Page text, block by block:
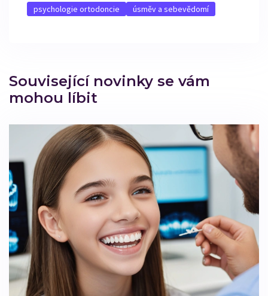
psychologie ortodoncie
úsměv a sebevědomí
Související novinky se vám
mohou líbit